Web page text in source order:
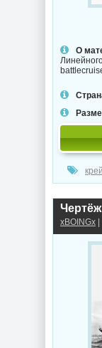
О
xBOINGx